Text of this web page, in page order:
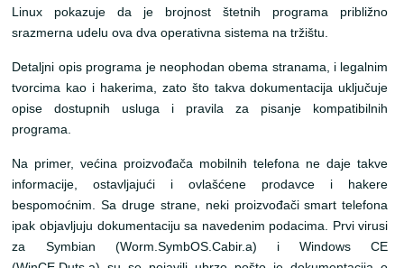
Linux pokazuje da je brojnost štetnih programa približno
srazmerna udelu ova dva operativna sistema na tržištu.
Detaljni opis programa je neophodan obema stranama, i legalnim
tvorcima kao i hakerima, zato što takva dokumentacija uključuje
opise dostupnih usluga i pravila za pisanje kompatibilnih
programa.
Na primer, većina proizvođača mobilnih telefona ne daje takve
informacije, ostavljajući i ovlašćene prodavce i hakere
bespomoćnim. Sa druge strane, neki proizvođači smart telefona
ipak objavljuju dokumentaciju sa navedenim podacima. Prvi virusi
za Symbian (Worm.SymbOS.Cabir.a) i Windows CE